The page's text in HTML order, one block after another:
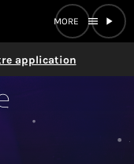
meilleure expérience
application
×
menu
play_arrow
close